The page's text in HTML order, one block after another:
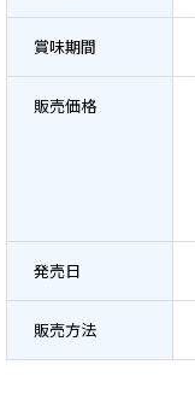
賞味期間
販売価格
発売日
販売方法